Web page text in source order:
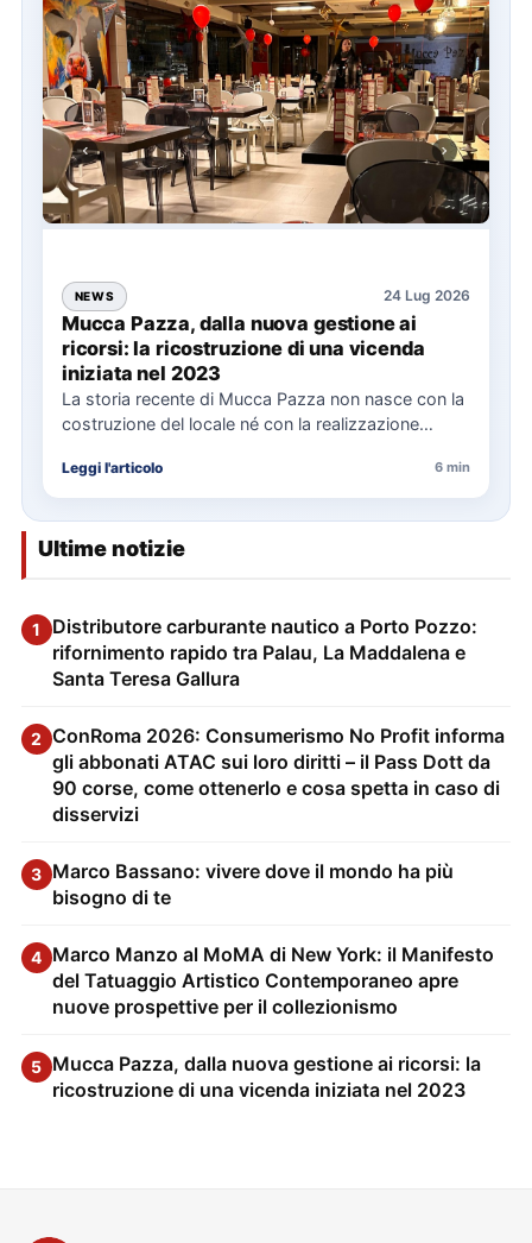
NEWS 24 Lug 2026
Mucca Pazza, dalla nuova gestione ai
ricorsi: la ricostruzione di una vicenda
iniziata nel 2023
La storia recente di Mucca Pazza non nasce con la
costruzione del locale né con la realizzazione
Leggi l'articolo 6 min
Ultime notizie
1
Distributore carburante nautico a Porto Pozzo:
rifornimento rapido tra Palau, La Maddalena e
Santa Teresa Gallura
2 ConRoma 2026: Consumerismo No Profit informa
gli abbonati ATAC sui loro diritti – il Pass Dott da
90 corse, come ottenerlo e cosa spetta in caso di
disservizi
3 Marco Bassano: vivere dove il mondo ha più
bisogno di te
4 Marco Manzo al MoMA di New York: il Manifesto
del Tatuaggio Artistico Contemporaneo apre
nuove prospettive per il collezionismo
5 Mucca Pazza, dalla nuova gestione ai ricorsi: la
ricostruzione di una vicenda iniziata nel 2023